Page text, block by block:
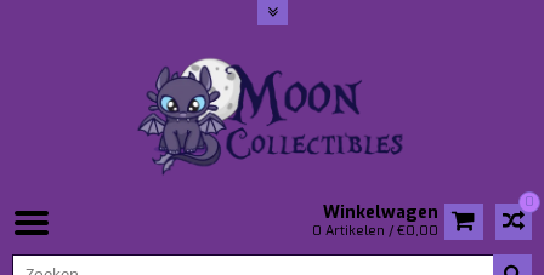
0
Winkelwagen
0 Artikelen / €0,00